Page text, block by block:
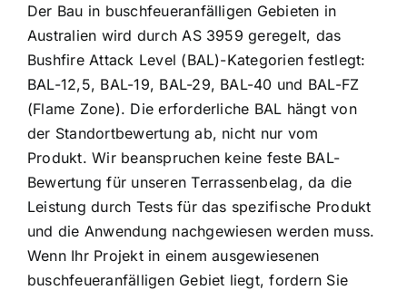
Der Bau in buschfeueranfälligen Gebieten in
Australien wird durch AS 3959 geregelt, das
Bushfire Attack Level (BAL)-Kategorien festlegt:
BAL-12,5, BAL-19, BAL-29, BAL-40 und BAL-FZ
(Flame Zone). Die erforderliche BAL hängt von
der Standortbewertung ab, nicht nur vom
Produkt. Wir beanspruchen keine feste BAL-
Bewertung für unseren Terrassenbelag, da die
Leistung durch Tests für das spezifische Produkt
und die Anwendung nachgewiesen werden muss.
Wenn Ihr Projekt in einem ausgewiesenen
buschfeueranfälligen Gebiet liegt, fordern Sie